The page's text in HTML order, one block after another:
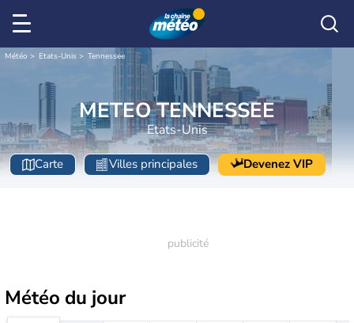
Météo Etats-Unis Tennessee
METEO TENNESSEE
Etats-Unis
Carte Villes principales Devenez VIP
Météo du jour